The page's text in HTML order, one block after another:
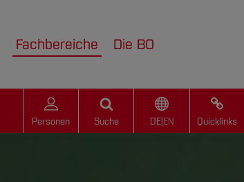
Fachbereiche Die BO
Personen Suche DE| EN Quicklinks